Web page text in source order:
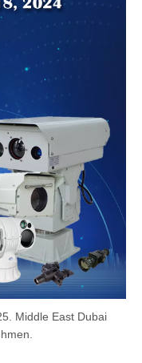
Middle East Dubai